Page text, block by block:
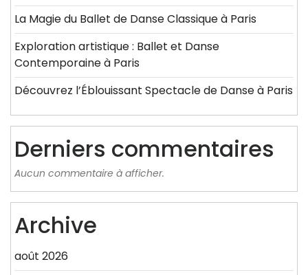
La Magie du Ballet de Danse Classique à Paris
Exploration artistique : Ballet et Danse
Contemporaine à Paris
Découvrez l’Éblouissant Spectacle de Danse à Paris
Derniers commentaires
Aucun commentaire à afficher.
Archive
août 2026